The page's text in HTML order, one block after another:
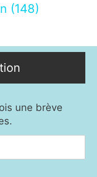
(148)
une brève